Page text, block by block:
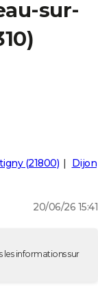
sur-
(21800)
Dijon
20/06/26 15:41
les informations sur